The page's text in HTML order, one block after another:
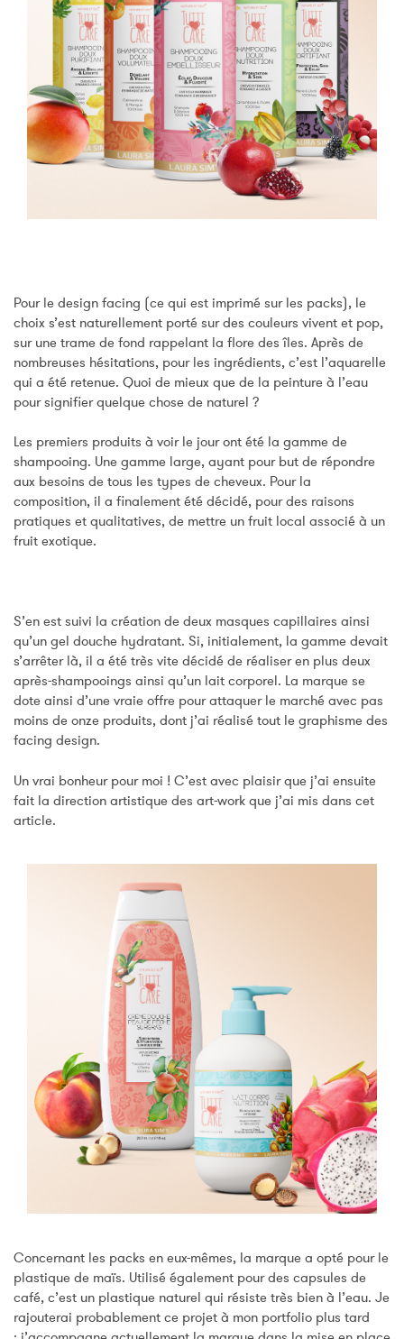
Pour le design facing (ce qui est imprimé sur les packs), le
choix s’est naturellement porté sur des couleurs vivent et pop,
sur une trame de fond rappelant la flore des îles. Après de
nombreuses hésitations, pour les ingrédients, c’est l’aquarelle
qui a été retenue. Quoi de mieux que de la peinture à l’eau
pour signifier quelque chose de naturel ?
Les premiers produits à voir le jour ont été la gamme de
shampooing. Une gamme large, ayant pour but de répondre
aux besoins de tous les types de cheveux. Pour la
composition, il a finalement été décidé, pour des raisons
pratiques et qualitatives, de mettre un fruit local associé à un
fruit exotique.
S’en est suivi la création de deux masques capillaires ainsi
qu’un gel douche hydratant. Si, initialement, la gamme devait
s’arrêter là, il a été très vite décidé de réaliser en plus deux
après-shampooings ainsi qu’un lait corporel. La marque se
dote ainsi d’une vraie offre pour attaquer le marché avec pas
moins de onze produits, dont j’ai réalisé tout le graphisme des
facing design.
Un vrai bonheur pour moi ! C’est avec plaisir que j’ai ensuite
fait la direction artistique des art-work que j’ai mis dans cet
article.
Concernant les packs en eux-mêmes, la marque a opté pour le
plastique de maïs. Utilisé également pour des capsules de
café, c’est un plastique naturel qui résiste très bien à l’eau. Je
rajouterai probablement ce projet à mon portfolio plus tard